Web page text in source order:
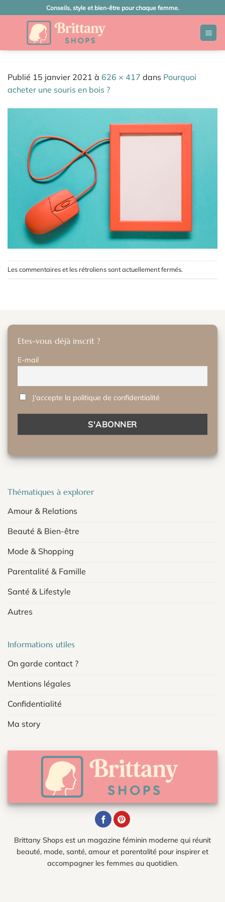
au
Conseils, style et bien-être pour chaque femme.
Publié 15 janvier 2021 à 626 × 417 dans Pourquoi
acheter une souris en bois ?
Les commentaires et les rétroliens sont actuellement fermés.
Etes-vous déjà inscrit ?
E-mail
J'accepte la politique de confidentialité
Thématiques à explorer
Amour & Relations
Beauté & Bien-être
Mode & Shopping
Parentalité & Famille
Santé & Lifestyle
Autres
Informations utiles
On garde contact ?
Mentions légales
Confidentialité
Ma story
Brittany Shops est un magazine féminin moderne qui réunit
beauté, mode, santé, amour et parentalité pour inspirer et
accompagner les femmes au quotidien.